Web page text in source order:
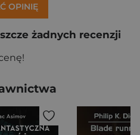
OPINIĘ
żadnych recenzji